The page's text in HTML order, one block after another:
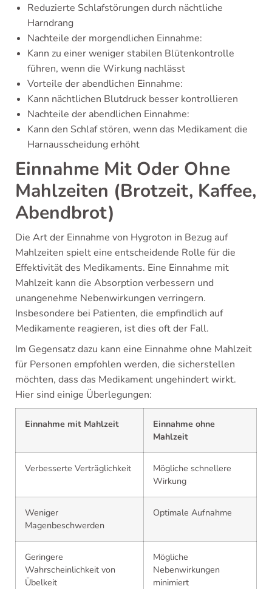
Reduzierte Schlafstörungen durch nächtliche
Harndrang
Nachteile der morgendlichen Einnahme:
Kann zu einer weniger stabilen Blütenkontrolle
führen, wenn die Wirkung nachlässt
Vorteile der abendlichen Einnahme:
Kann nächtlichen Blutdruck besser kontrollieren
Nachteile der abendlichen Einnahme:
Kann den Schlaf stören, wenn das Medikament die
Harnausscheidung erhöht
Einnahme Mit Oder Ohne
Mahlzeiten (Brotzeit, Kaffee,
Abendbrot)
Die Art der Einnahme von Hygroton in Bezug auf
Mahlzeiten spielt eine entscheidende Rolle für die
Effektivität des Medikaments. Eine Einnahme mit
Mahlzeit kann die Absorption verbessern und
unangenehme Nebenwirkungen verringern.
Insbesondere bei Patienten, die empfindlich auf
Medikamente reagieren, ist dies oft der Fall.
Im Gegensatz dazu kann eine Einnahme ohne Mahlzeit
für Personen empfohlen werden, die sicherstellen
möchten, dass das Medikament ungehindert wirkt.
Hier sind einige Überlegungen:
Einnahme mit Mahlzeit
Einnahme ohne
Mahlzeit
Verbesserte Verträglichkeit
Mögliche schnellere
Wirkung
Weniger
Magenbeschwerden
Optimale Aufnahme
Geringere
Wahrscheinlichkeit von
Übelkeit
Mögliche
Nebenwirkungen
minimiert